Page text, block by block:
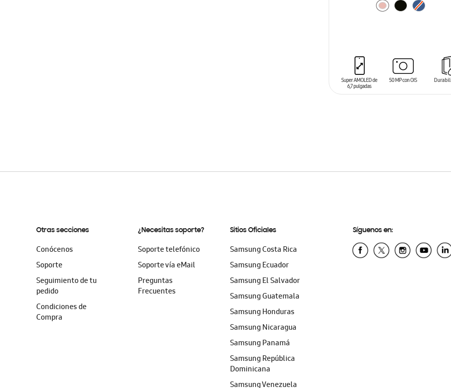
Otras secciones
Conócenos
Soporte
Seguimiento de tu
pedido
Condiciones de
Compra
¿Necesitas soporte?
Soporte telefónico
Soporte vía eMail
Preguntas
Frecuentes
Sitios Oficiales
Samsung Costa Rica
Samsung Ecuador
Samsung El Salvador
Samsung Guatemala
Samsung Honduras
Samsung Nicaragua
Samsung Panamá
Samsung República
Dominicana
Samsung Venezuela
Síguenos en: